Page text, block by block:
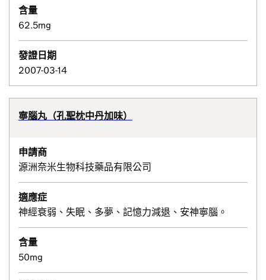
含量
62.5mg
發證日期
2007-03-14
寧腦丸（孔聖枕中丹加味）
申請商
源洲奈米生物科技藥品有限公司
適應症
神經衰弱、失眠、多夢、記憶力減退、安神寧腦。
含量
50mg